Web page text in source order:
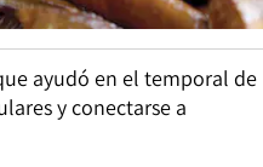
ayudó en el temporal de
y conectarse a